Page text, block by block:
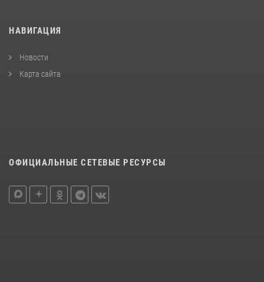
НАВИГАЦИЯ
Новости
Карта сайта
ОФИЦИАЛЬНЫЕ СЕТЕВЫЕ РЕСУРСЫ